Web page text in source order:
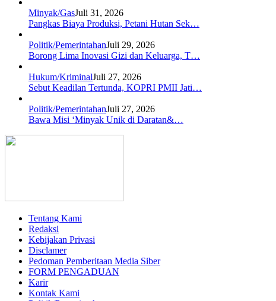
Minyak/GasJuli 31, 2026
Pangkas Biaya Produksi, Petani Hutan Sek…
Politik/PemerintahanJuli 29, 2026
Borong Lima Inovasi Gizi dan Keluarga, T…
Hukum/KriminalJuli 27, 2026
Sebut Keadilan Tertunda, KOPRI PMII Jati…
Politik/PemerintahanJuli 27, 2026
Bawa Misi ‘Minyak Unik di Daratan&…
Tentang Kami
Redaksi
Kebijakan Privasi
Disclamer
Pedoman Pemberitaan Media Siber
FORM PENGADUAN
Karir
Kontak Kami